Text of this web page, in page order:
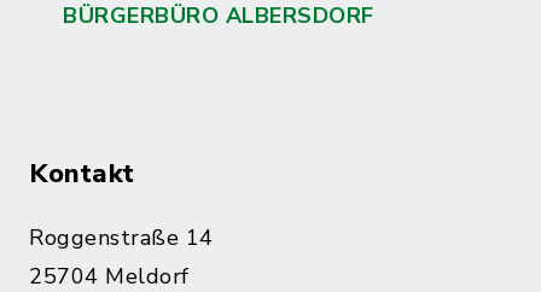
BÜRGERBÜRO ALBERSDORF
Kontakt
Roggenstraße 14
25704 Meldorf